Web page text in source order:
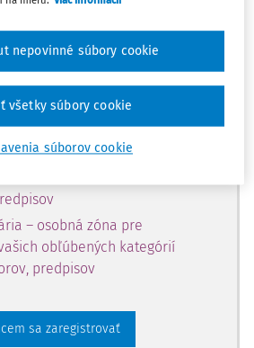
prístup na 10 dní
sa len zaregistrovať.
získate prístup aj k
obsahu:
– osobná zóna pre
obľúbených kategórií
predpisov
sa zaregistrovať
súborov cookie
nepovinné súbory cookie
všetky súbory cookie